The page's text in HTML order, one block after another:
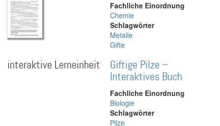
Fachliche Einordnung
Chemie
Schlagwörter
Metalle
Gifte
interaktive Lerneinheit
Giftige Pilze –
Interaktives Buch
Fachliche Einordnung
Biologie
Schlagwörter
Pilze